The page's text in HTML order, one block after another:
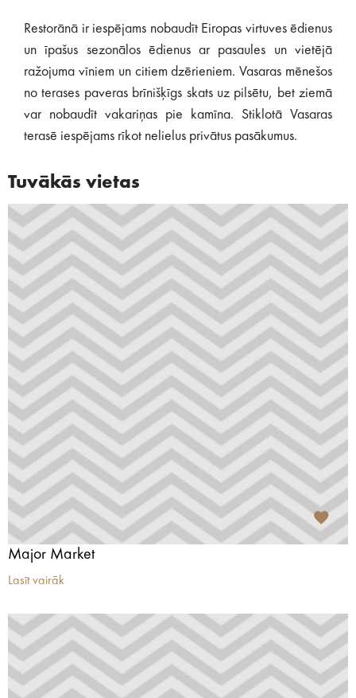
Restorānā ir iespējams nobaudīt Eiropas virtuves ēdienus
un īpašus sezonālos ēdienus ar pasaules un vietējā
ražojuma vīniem un citiem dzērieniem. Vasaras mēnešos
no terases paveras brīnišķīgs skats uz pilsētu, bet ziemā
var nobaudīt vakariņas pie kamīna. Stiklotā Vasaras
terasē iespējams rīkot nelielus privātus pasākumus.
Tuvākās vietas
Major Market
Lasīt vairāk